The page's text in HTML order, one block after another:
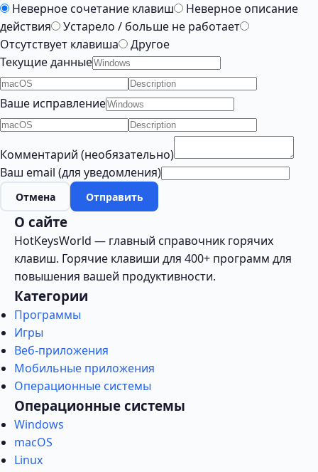
Неверное сочетание клавиш
Неверное описание
действия
Устарело / больше не работает
Отсутствует клавиша
Другое
Текущие данные
Ваше исправление
Комментарий (необязательно)
Ваш email (для уведомления)
Отмена Отправить
О сайте
HotKeysWorld — главный справочник горячих
клавиш. Горячие клавиши для 400+ программ для
повышения вашей продуктивности.
Категории
Программы
Игры
Веб-приложения
Мобильные приложения
Операционные системы
Операционные системы
Windows
macOS
Linux